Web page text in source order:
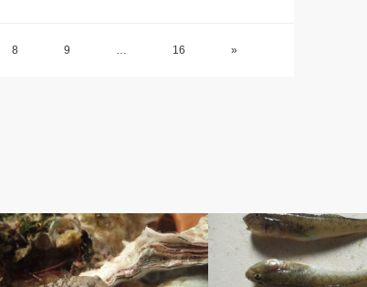
8 9 … 16 »